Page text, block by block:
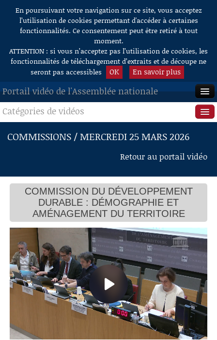
Aller au contenu
En poursuivant votre navigation sur ce site, vous acceptez
l’utilisation de cookies permettant d'accéder à certaines
fonctionnalités. Ce consentement peut être retiré à tout
moment.
ATTENTION : si vous n’acceptez pas l’utilisation de cookies, les
fonctionnalités de téléchargement d’extraits et de découpe ne
seront pas accessibles
OK En savoir plus
Portail vidéo de l'Assemblée nationale
ACCUEIL
EN DIRECT
RECHERCHE
AIDE À LA DÉCOUPE
DE VIDÉOS
Catégories de vidéos
Séance publique
Questions au Gouvernement
Commissions
Présidence
Évènements
Connaissance, Histoire
Autres
COMMISSIONS / MERCREDI 25 MARS 2026
Retour au portail vidéo
COMMISSION DU DÉVELOPPEMENT
DURABLE : DÉMOGRAPHIE ET
AMÉNAGEMENT DU TERRITOIRE